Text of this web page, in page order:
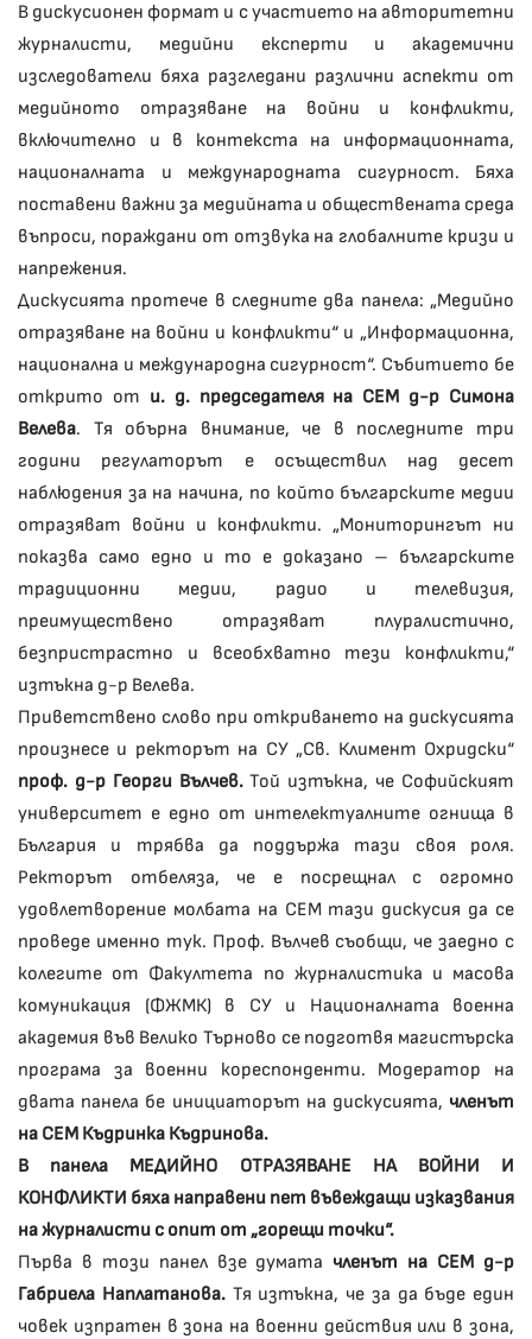
В дискусионен формат и с участието на авторитетни
журналисти, медийни експерти и академични
изследователи бяха разгледани различни аспекти от
медийното отразяване на войни и конфликти,
включително и в контекста на информационната,
националната и международната сигурност. Бяха
поставени важни за медийната и обществената среда
въпроси, пораждани от отзвука на глобалните кризи и
напрежения.
Дискусията протече в следните два панела: „Медийно
отразяване на войни и конфликти“ и „Информационна,
национална и международна сигурност“. Събитието бе
открито от и. д. председателя на СЕМ д-р Симона
Велева. Тя обърна внимание, че в последните три
години регулаторът е осъществил над десет
наблюдения за на начина, по който българските медии
отразяват войни и конфликти. „Мониторингът ни
показва само едно и то е доказано – българските
традиционни медии, радио и телевизия,
преимуществено отразяват плуралистично,
безпристрастно и всеобхватно тези конфликти,“
изтъкна д-р Велева.
Приветствено слово при откриването на дискусията
произнесе и ректорът на СУ „Св. Климент Охридски“
проф. д-р Георги Вълчев.Той изтъкна, че Софийският
университет е едно от интелектуалните огнища в
България и трябва да поддържа тази своя роля.
Ректорът отбеляза, че е посрещнал с огромно
удовлетворение молбата на СЕМ тази дискусия да се
проведе именно тук. Проф. Вълчев съобщи, че заедно с
колегите от Факултета по журналистика и масова
комуникация (ФЖМК) в СУ и Националната военна
академия във Велико Търново се подготвя магистърска
програма за военни кореспонденти. Модератор на
двата панела бе инициаторът на дискусията, членът
на СЕМ Къдринка Къдринова.
В панела МЕДИЙНО ОТРАЗЯВАНЕ НА ВОЙНИ И
КОНФЛИКТИ бяха направени пет въвеждащи изказвания
на журналисти с опит от „горещи точки“.
Първа в този панел взе думата членът на СЕМ д-р
Габриела Наплатанова.Тя изтъкна, че за да бъде един
човек изпратен в зона на военни действия или в зона,